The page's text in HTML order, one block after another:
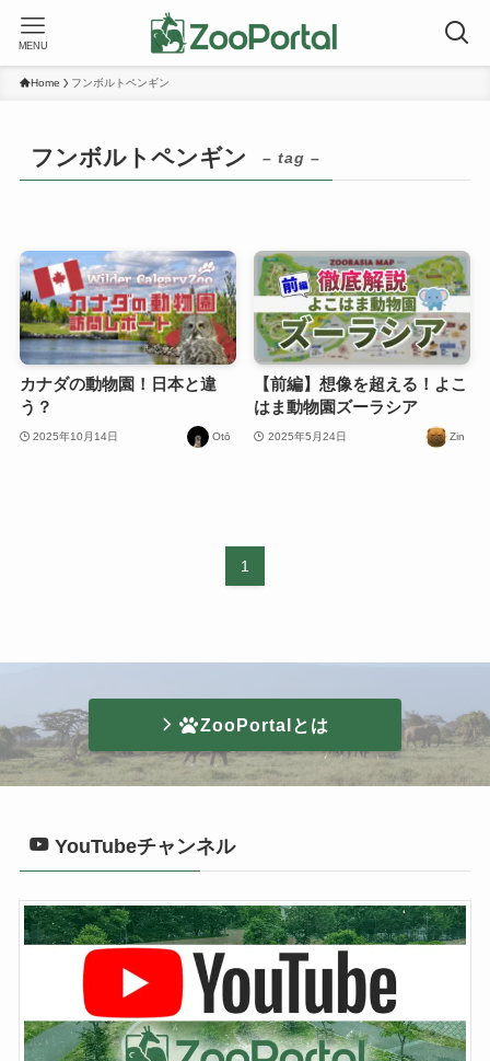
MENU
Home フンボルトペンギン
フンボルトペンギン – tag –
カナダの動物園！日本と違
う？
2025年10月14日 Otō
【前編】想像を超える！よこ
はま動物園ズーラシア
2025年5月24日 Zin
1
ZooPortalとは
YouTubeチャンネル